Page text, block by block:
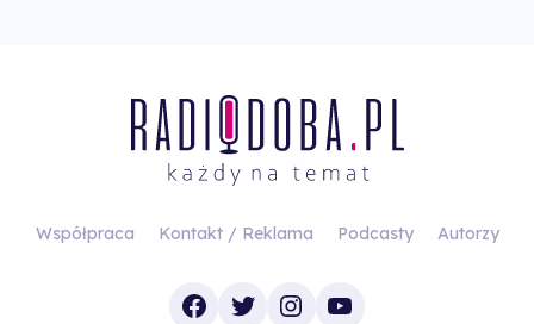
Współpraca Kontakt / Reklama Podcasty Autorzy
Facebook
TwitterInstagram
YouTube